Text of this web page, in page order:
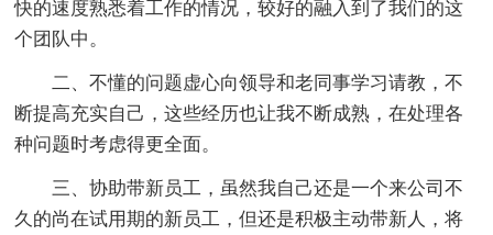
快的速度熟悉着工作的情况，较好的融入到了我们的这
个团队中。
二、不懂的问题虚心向领导和老同事学习请教，不
断提高充实自己，这些经历也让我不断成熟，在处理各
种问题时考虑得更全面。
三、协助带新员工，虽然我自己还是一个来公司不
久的尚在试用期的新员工，但还是积极主动带新人，将